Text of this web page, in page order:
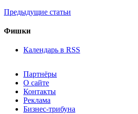
Предыдущие статьи
Фишки
Календарь в RSS
Партнёры
О сайте
Контакты
Реклама
Бизнес-трибуна